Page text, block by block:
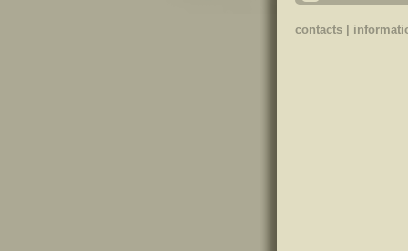
contacts|